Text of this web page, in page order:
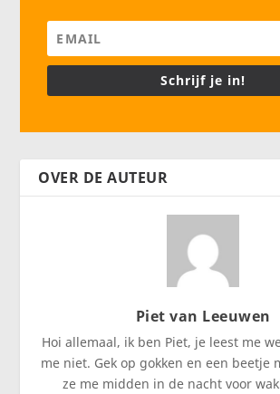
Schrijf je in!
OVER DE AUTEUR
Piet van Leeuwen
Hoi allemaal, ik ben Piet, je leest me
me niet. Gek op gokken en een beetje
ze me midden in de nacht voor